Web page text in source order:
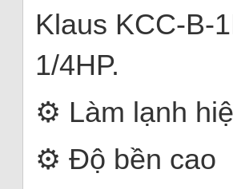
Klaus KCC-B-
1/4HP.
⚙️ Làm lạnh
⚙️ Độ bền cao